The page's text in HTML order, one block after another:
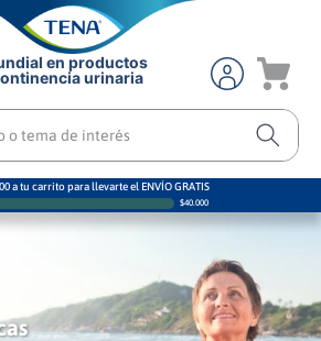
en productos
urinaria
o tema de interés
a tu carrito para llevarte el ENVÍO GRATIS
$40.000